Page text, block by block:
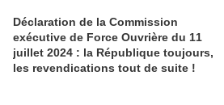
Déclaration de la Commission
exécutive de Force Ouvrière du 11
juillet 2024 : la République toujours,
les revendications tout de suite !